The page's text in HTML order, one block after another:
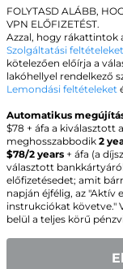
FOLYTASD ALÁBB,
VPN ELŐFIZETÉST.
Azzal, hogy rákattintok
Szolgáltatási feltételeket
kötelezően előírja a
lakóhellyel rendelkező
Lemondási feltételeket
Automatikus
$78 + áfa a kiválasztott
meghosszabbodik 2
$78/2 years + áfa (a
választott
előfizetésedet; amit
napján éjfélig, az "Aktív
instrukciókat követve."
belül a teljes körű